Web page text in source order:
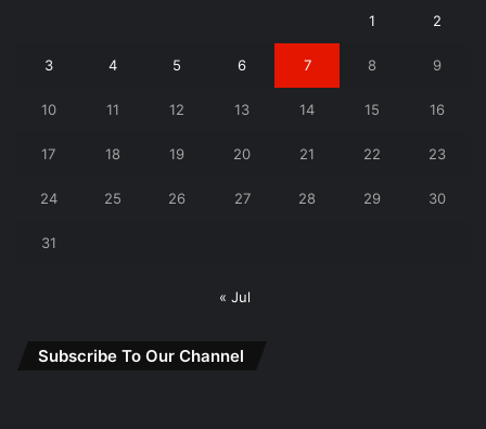
1 2
3 4 5 6 7 8 9
10 11 12 13 14 15 16
17 18 19 20 21 22 23
24 25 26 27 28 29 30
31
« Jul
Subscribe To Our Channel